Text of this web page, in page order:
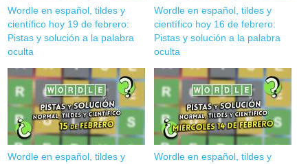
Wordle en español, tildes y
científico hoy 19 de febrero:
Pistas y solución a la palabra
oculta
Wordle en español, tildes y
científico hoy 16 de febrero:
Pistas y solución a la palabra
oculta
Wordle en español, tildes y
Wordle en español, tildes y